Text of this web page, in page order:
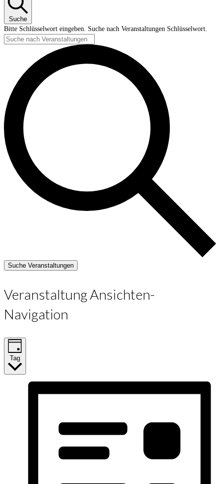
Suche
Bitte Schlüsselwort eingeben. Suche nach Veranstaltungen Schlüsselwort.
Suche Veranstaltungen
Veranstaltung Ansichten-
Navigation
Tag